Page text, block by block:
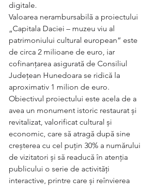
digitale.
Valoarea nerambursabilă a proiectului
„Capitala Daciei – muzeu viu al
patrimoniului cultural european” este
de circa 2 milioane de euro, iar
cofinanțarea asigurată de Consiliul
Județean Hunedoara se ridică la
aproximativ 1 milion de euro.
Obiectivul proiectului este acela de a
avea un monument istoric restaurat și
revitalizat, valorificat cultural și
economic, care să atragă după sine
creșterea cu cel puțin 30% a numărului
de vizitatori și să readucă în atenția
publicului o serie de activități
interactive, printre care și reînvierea